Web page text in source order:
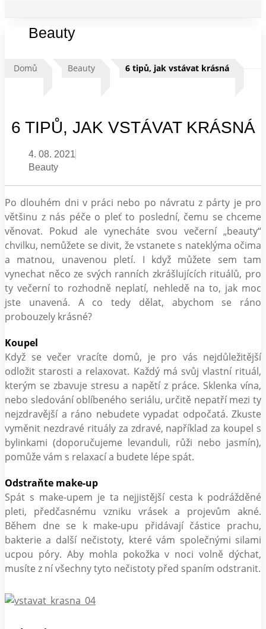
Beauty
Domů Beauty 6 tipů, jak vstávat krásná
6 TIPŮ, JAK VSTÁVAT KRÁSNÁ
4. 08. 2021
Beauty
Po dlouhém dni v práci nebo po návratu z párty je pro
většinu z nás péče o pleť to poslední, čemu se chceme
věnovat. Pokud ale vynecháte svou večerní „beauty“
chvilku, nemůžete se divit, že vstanete s nateklýma očima
a matnou, unavenou pletí. I když můžete sem tam
vynechat něco ze svých ranních zkrášlujících rituálů, pro
ty večerní to rozhodně neplatí, nehledě na to, jak moc
jste unavená. A co tedy dělat, abychom se ráno
probouzely krásné?
Koupel
Když se večer vracíte domů, je pro vás nejdůležitější
odložit starosti a relaxovat. Každý má svůj vlastní rituál,
kterým se zbavuje stresu a napětí z práce. Sklenka vína,
nebo sledování oblíbeného seriálu, určitě nepatří mezi ty
nejzdravější a ráno nebudete vypadat odpočatá. Zkuste
vyměnit nezdravé rituály za zdravé, například za koupel s
bylinkami (doporučujeme levanduli, růži nebo jasmín),
pomůže vám s relaxací a budete lépe spát.
Odstraňte make-up
Spát s make-upem je ta nejjistější cesta k podrážděné
pleti, předčasnému vzniku vrásek a projevům akné.
Během dne se k make-upu přidávají částice prachu,
bakterie a další nečistoty, které vám společnými silami
ucpou póry. Aby mohla pokožka v noci volně dýchat,
musíte z ní všechny tyto nečistoty před spaním odstranit.